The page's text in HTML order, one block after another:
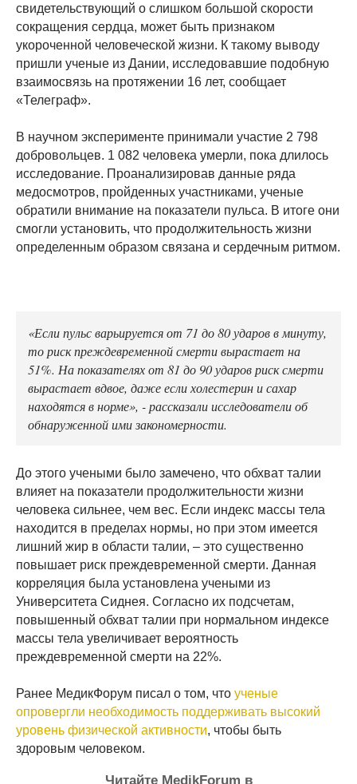
свидетельствующий о слишком большой скорости
сокращения сердца, может быть признаком
укороченной человеческой жизни. К такому выводу
пришли ученые из Дании, исследовавшие подобную
взаимосвязь на протяжении 16 лет, сообщает
«Телеграф».
В научном эксперименте принимали участие 2 798
добровольцев. 1 082 человека умерли, пока длилось
исследование. Проанализировав данные ряда
медосмотров, пройденных участниками, ученые
обратили внимание на показатели пульса. В итоге они
смогли установить, что продолжительность жизни
определенным образом связана и сердечным ритмом.
«Если пульс варьируется от 71 до 80 ударов в минуту,
то риск преждевременной смерти вырастает на
51%. На показателях от 81 до 90 ударов риск смерти
вырастает вдвое, даже если холестерин и сахар
находятся в норме», - рассказали исследователи об
обнаруженной ими закономерности.
До этого учеными было замечено, что обхват талии
влияет на показатели продолжительности жизни
человека сильнее, чем вес. Если индекс массы тела
находится в пределах нормы, но при этом имеется
лишний жир в области талии, – это существенно
повышает риск преждевременной смерти. Данная
корреляция была установлена учеными из
Университета Сиднея. Согласно их подсчетам,
повышенный обхват талии при нормальном индексе
массы тела увеличивает вероятность
преждевременной смерти на 22%.
Ранее МедикФорум писал о том, что ученые
опровергли необходимость поддерживать высокий
уровень физической активности, чтобы быть
здоровым человеком.
Читайте MedikForum в